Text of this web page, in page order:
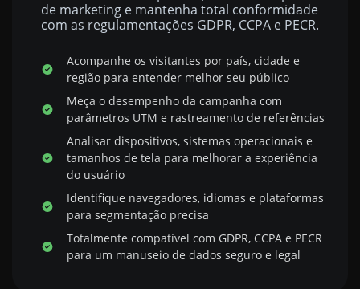
de marketing e mantenha total conformidade
com as regulamentações GDPR, CCPA e PECR.
Acompanhe os visitantes por país, cidade e
região para entender melhor seu público
Meça o desempenho da campanha com
parâmetros UTM e rastreamento de referências
Analisar dispositivos, sistemas operacionais e
tamanhos de tela para melhorar a experiência
do usuário
Identifique navegadores, idiomas e plataformas
para segmentação precisa
Totalmente compatível com GDPR, CCPA e PECR
para um manuseio de dados seguro e legal